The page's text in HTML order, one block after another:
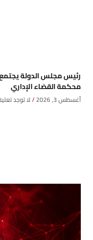
رئيس مجلس الدولة يجتمع
محكمة القضاء الإداري
أغسطس 3, 2026 لا توجد